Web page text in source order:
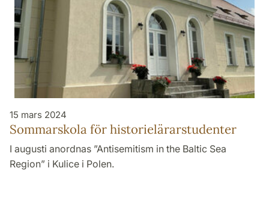
15 mars 2024
Sommarskola för historielärarstudenter
I augusti anordnas ”Antisemitism in the Baltic Sea
Region” i Kulice i Polen.